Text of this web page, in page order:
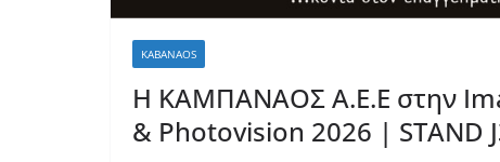
KABANAOS
H ΚΑΜΠΑΝΑΟΣ Α.Ε.Ε στην
& Photovision 2026 | STAND